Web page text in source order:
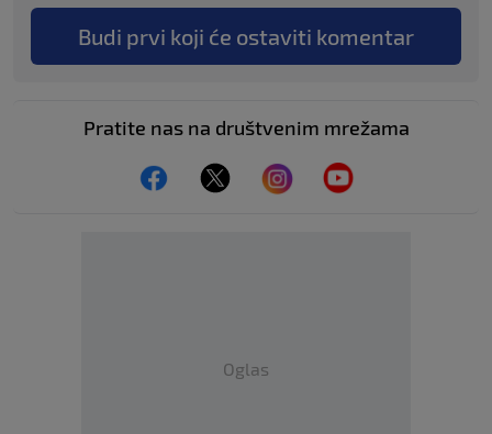
Budi prvi koji će ostaviti komentar
Pratite nas na društvenim mrežama
Oglas